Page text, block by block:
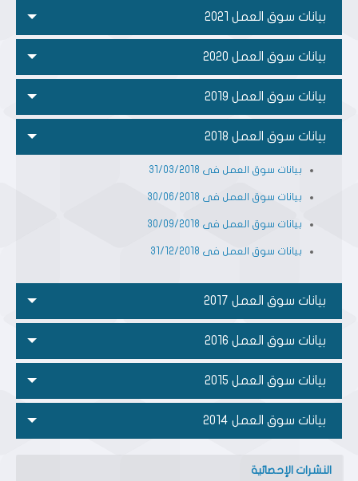
بيانات سوق العمل 2021
بيانات سوق العمل 2020
بيانات سوق العمل 2019
بيانات سوق العمل 2018
بيانات سوق العمل فى 31/03/2018
بيانات سوق العمل فى 30/06/2018
بيانات سوق العمل فى 30/09/2018
بيانات سوق العمل فى 31/12/2018
بيانات سوق العمل 2017
بيانات سوق العمل 2016
بيانات سوق العمل 2015
بيانات سوق العمل 2014
النشرات الإحصائية